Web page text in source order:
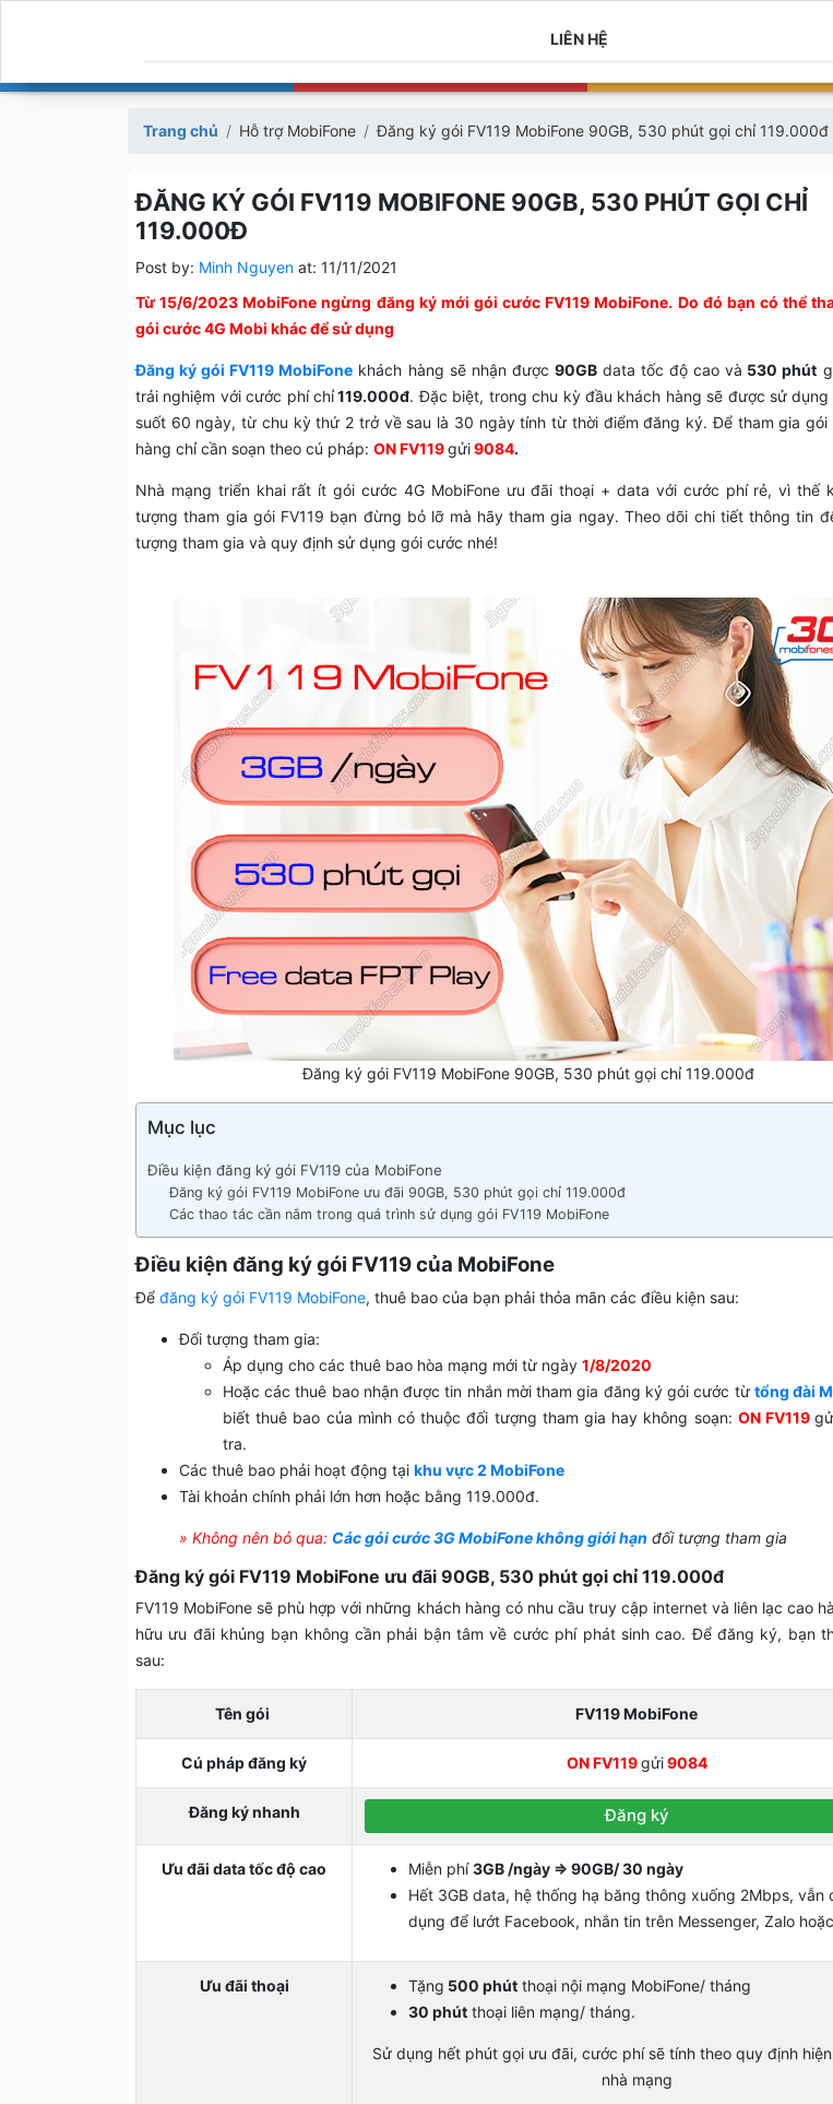
LIÊN HỆ
Trang chủ Hỗ trợ MobiFone Đăng ký gói FV119 MobiFone 90GB, 530 phút gọi chỉ 119.000đ
ĐĂNG KÝ GÓI FV119 MOBIFONE 90GB, 530 PHÚT GỌI CHỈ
119.000Đ
Post by: Minh Nguyen at: 11/11/2021
Từ 15/6/2023 MobiFone ngừng đăng ký mới gói cước FV119 MobiFone. Do đó bạn có thể
gói cước 4G Mobi khác để sử dụng
Đăng ký gói FV119 MobiFone khách hàng sẽ nhận được 90GBdata tốc độ cao và 530 phút
trải nghiệm với cước phí chỉ119.000đ. Đặc biệt, trong chu kỳ đầu khách hàng sẽ được sử
suốt 60 ngày, từ chu kỳ thứ 2 trở về sau là 30 ngày tính từ thời điểm đăng ký. Để tham gia gói
hàng chỉ cần soạn theo cú pháp: ON FV119gửi9084.
Nhà mạng triển khai rất ít gói cước 4G MobiFone ưu đãi thoại + data với cước phí rẻ, vì thế
tượng tham gia gói FV119 bạn đừng bỏ lỡ mà hãy tham gia ngay. Theo dõi chi tiết thông tin
tượng tham gia và quy định sử dụng gói cước nhé!
Đăng ký gói FV119 MobiFone 90GB, 530 phút gọi chỉ 119.000đ
Mục lục
Điều kiện đăng ký gói FV119 của MobiFone
Đăng ký gói FV119 MobiFone ưu đãi 90GB, 530 phút gọi chỉ 119.000đ
Các thao tác cần nắm trong quá trình sử dụng gói FV119 MobiFone
Điều kiện đăng ký gói FV119 của MobiFone
Để đăng ký gói FV119 MobiFone, thuê bao của bạn phải thỏa mãn các điều kiện sau:
Đối tượng tham gia:
Áp dụng cho các thuê bao hòa mạng mới từ ngày 1/8/2020
Hoặc các thuê bao nhận được tin nhắn mời tham gia đăng ký gói cước từ tổng đài
biết thuê bao của mình có thuộc đối tượng tham gia hay không soạn: ON FV119
tra.
Các thuê bao phải hoạt động tại khu vực 2 MobiFone
Tài khoản chính phải lớn hơn hoặc bằng 119.000đ.
» Không nên bỏ qua: Các gói cước 3G MobiFone không giới hạn đối tượng tham gia
Đăng ký gói FV119 MobiFone ưu đãi 90GB, 530 phút gọi chỉ 119.000đ
FV119 MobiFone sẽ phù hợp với những khách hàng có nhu cầu truy cập internet và liên lạc cao
hữu ưu đãi khủng bạn không cần phải bận tâm về cước phí phát sinh cao. Để đăng ký, bạn
sau:
Tên gói FV119 MobiFone
Cú pháp đăng ký ON FV119gửi9084
Đăng ký nhanh Đăng ký
Ưu đãi data tốc độ cao Miễn phí3GB /ngày => 90GB/ 30 ngày
Hết 3GB data, hệ thống hạ băng thông xuống 2Mbps, vẫn
dụng để lướt Facebook, nhắn tin trên Messenger, Zalo
Ưu đãi thoại Tặng 500 phútthoại nội mạng MobiFone/ tháng
30 phútthoại liên mạng/ tháng.
Sử dụng hết phút gọi ưu đãi, cước phí sẽ tính theo quy định
nhà mạng